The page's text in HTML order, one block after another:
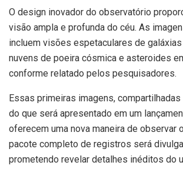
O design inovador do observatório
visão ampla e profunda do céu. As
incluem visões espetaculares de
nuvens de poeira cósmica e asteroides
conforme relatado pelos pesquisadores.
Essas primeiras imagens,
do que será apresentado em um
oferecem uma nova maneira de observar
pacote completo de registros será
prometendo revelar detalhes inéditos do